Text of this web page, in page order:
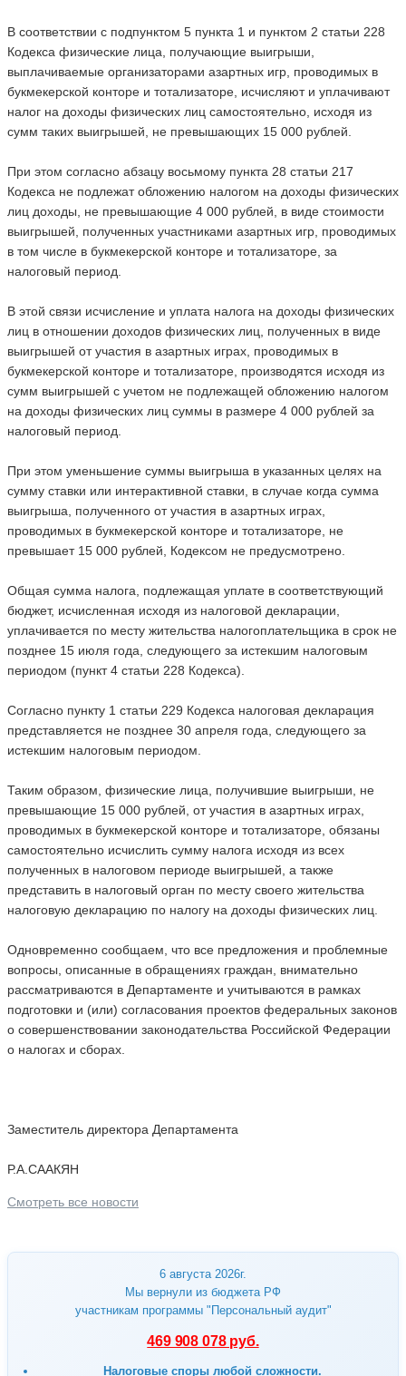
6 августа 2026г.
Мы вернули из бюджета РФ
участникам программы "Персональный аудит"
469 908 078 руб.
Налоговые споры любой сложности.
В соответствии с подпунктом 5 пункта 1 и пунктом 2 статьи 228
Кодекса физические лица, получающие выигрыши,
выплачиваемые организаторами азартных игр, проводимых в
букмекерской конторе и тотализаторе, исчисляют и уплачивают
налог на доходы физических лиц самостоятельно, исходя из
сумм таких выигрышей, не превышающих 15 000 рублей.
При этом согласно абзацу восьмому пункта 28 статьи 217
Кодекса не подлежат обложению налогом на доходы физических
лиц доходы, не превышающие 4 000 рублей, в виде стоимости
выигрышей, полученных участниками азартных игр, проводимых
в том числе в букмекерской конторе и тотализаторе, за
налоговый период.
В этой связи исчисление и уплата налога на доходы физических
лиц в отношении доходов физических лиц, полученных в виде
выигрышей от участия в азартных играх, проводимых в
букмекерской конторе и тотализаторе, производятся исходя из
сумм выигрышей с учетом не подлежащей обложению налогом
на доходы физических лиц суммы в размере 4 000 рублей за
налоговый период.
При этом уменьшение суммы выигрыша в указанных целях на
сумму ставки или интерактивной ставки, в случае когда сумма
выигрыша, полученного от участия в азартных играх,
проводимых в букмекерской конторе и тотализаторе, не
превышает 15 000 рублей, Кодексом не предусмотрено.
Общая сумма налога, подлежащая уплате в соответствующий
бюджет, исчисленная исходя из налоговой декларации,
уплачивается по месту жительства налогоплательщика в срок не
позднее 15 июля года, следующего за истекшим налоговым
периодом (пункт 4 статьи 228 Кодекса).
Согласно пункту 1 статьи 229 Кодекса налоговая декларация
представляется не позднее 30 апреля года, следующего за
истекшим налоговым периодом.
Таким образом, физические лица, получившие выигрыши, не
превышающие 15 000 рублей, от участия в азартных играх,
проводимых в букмекерской конторе и тотализаторе, обязаны
самостоятельно исчислить сумму налога исходя из всех
полученных в налоговом периоде выигрышей, а также
представить в налоговый орган по месту своего жительства
налоговую декларацию по налогу на доходы физических лиц.
Одновременно сообщаем, что все предложения и проблемные
вопросы, описанные в обращениях граждан, внимательно
рассматриваются в Департаменте и учитываются в рамках
подготовки и (или) согласования проектов федеральных законов
о совершенствовании законодательства Российской Федерации
о налогах и сборах.
Заместитель директора Департамента
Р.А.СААКЯН
Смотреть все новости